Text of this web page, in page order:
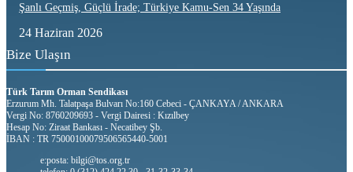
Şanlı Geçmiş, Güçlü İrade; Türkiye Kamu-Sen 34 Yaşında
24 Haziran 2026
Bize Ulaşın
Türk Tarım Orman Sendikası
Erzurum Mh. Talatpaşa Bulvarı No:160 Cebeci - ÇANKAYA / ANKARA
Vergi No: 8760209693 - Vergi Dairesi : Kızılbey
Hesap No: Ziraat Bankası - Necatibey Şb.
İBAN : TR 75000100079506565440-5001
e:posta: bilgi@tos.org.tr